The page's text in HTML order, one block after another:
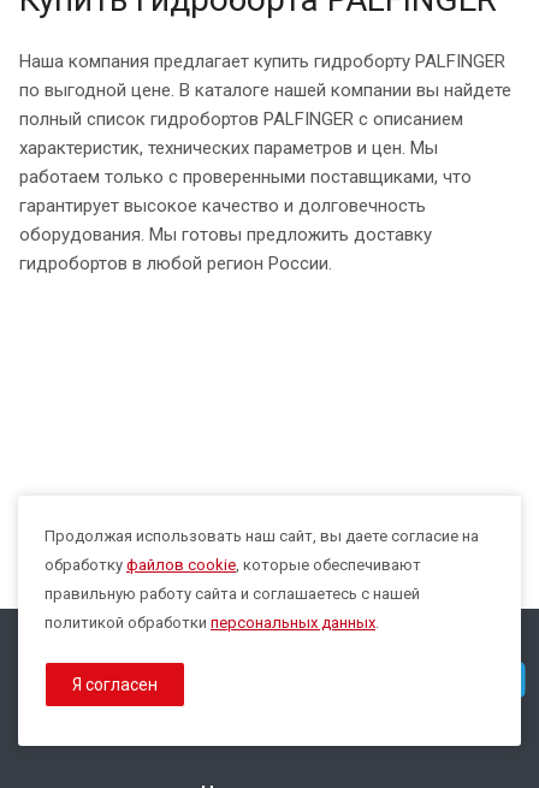
Наша компания предлагает купить гидроборту PALFINGER
по выгодной цене. В каталоге нашей компании вы найдете
полный список гидробортов PALFINGER с описанием
характеристик, технических параметров и цен. Мы
работаем только с проверенными поставщиками, что
гарантирует высокое качество и долговечность
оборудования. Мы готовы предложить доставку
гидробортов в любой регион России.
Max
Продолжая использовать наш сайт, вы даете согласие на
обработку файлов cookie, которые обеспечивают
правильную работу сайта и соглашаетесь с нашей
политикой обработки персональных данных.
Я согласен
© 2026 Все права защищены.